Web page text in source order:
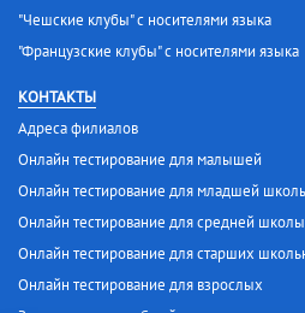
"Чешские клубы" с носителями языка
"Французские клубы" с носителями языка
КОНТАКТЫ
Адреса филиалов
Онлайн тестирование для малышей
Онлайн тестирование для младшей
Онлайн тестирование для средней школы
Онлайн тестирование для старших
Онлайн тестирование для взрослых